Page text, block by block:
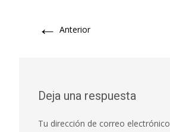
← Anterior
Deja una respuesta
Tu dirección de correo